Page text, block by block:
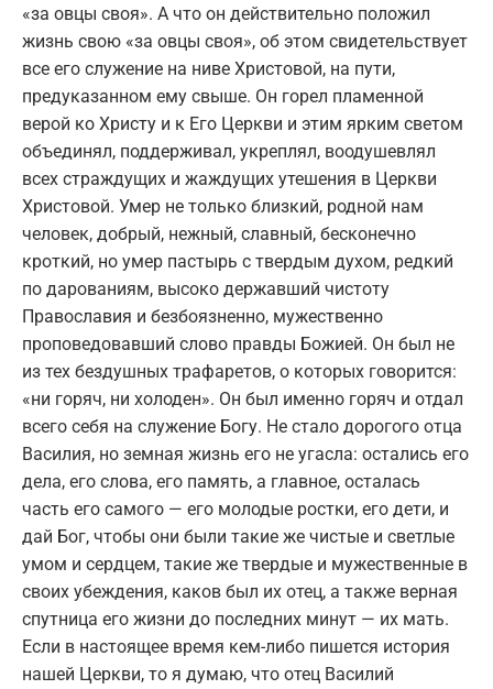
«за овцы своя». А что он действительно положил
жизнь свою «за овцы своя», об этом свидетельствует
все его служение на ниве Христовой, на пути,
предуказанном ему свыше. Он горел пламенной
верой ко Христу и к Его Церкви и этим ярким светом
объединял, поддерживал, укреплял, воодушевлял
всех страждущих и жаждущих утешения в Церкви
Христовой. Умер не только близкий, родной нам
человек, добрый, нежный, славный, бесконечно
кроткий, но умер пастырь с твердым духом, редкий
по дарованиям, высоко державший чистоту
Православия и безбоязненно, мужественно
проповедовавший слово правды Божией. Он был не
из тех бездушных трафаретов, о которых говорится:
«ни горяч, ни холоден». Он был именно горяч и отдал
всего себя на служение Богу. Не стало дорогого отца
Василия, но земная жизнь его не угасла: остались его
дела, его слова, его память, а главное, осталась
часть его самого — его молодые ростки, его дети, и
дай Бог, чтобы они были такие же чистые и светлые
умом и сердцем, такие же твердые и мужественные в
своих убеждения, каков был их отец, а также верная
спутница его жизни до последних минут — их мать.
Если в настоящее время кем-либо пишется история
нашей Церкви, то я думаю, что отец Василий